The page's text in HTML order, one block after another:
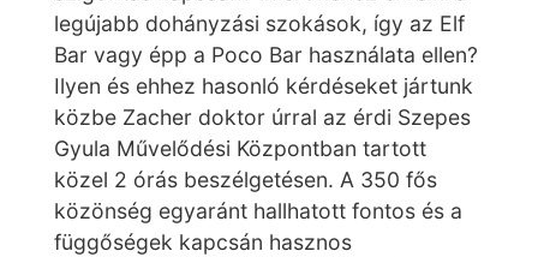
legújabb dohányzási szokások, így az Elf
Bar vagy épp a Poco Bar használata ellen?
Ilyen és ehhez hasonló kérdéseket jártunk
közbe Zacher doktor úrral az érdi Szepes
Gyula Művelődési Központban tartott
közel 2 órás beszélgetésen. A 350 fős
közönség egyaránt hallhatott fontos és a
függőségek kapcsán hasznos